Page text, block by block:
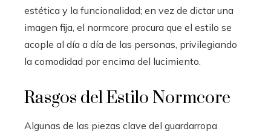
estética y la funcionalidad; en vez de dictar una
imagen fija, el normcore procura que el estilo se
acople al día a día de las personas, privilegiando
la comodidad por encima del lucimiento.
Rasgos del Estilo Normcore
Algunas de las piezas clave del guardarropa